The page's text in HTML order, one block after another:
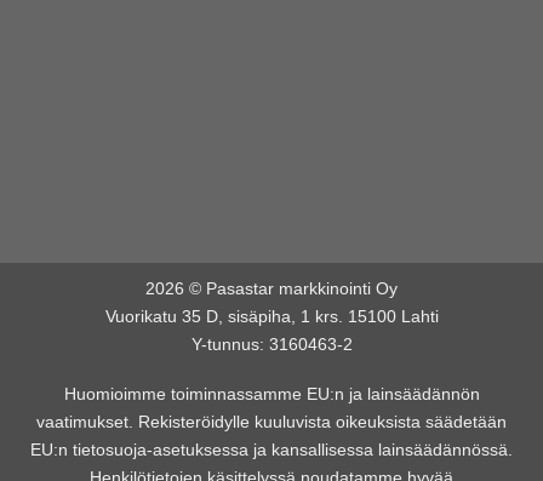
2026 © Pasastar markkinointi Oy
Vuorikatu 35 D, sisäpiha, 1 krs. 15100 Lahti
Y-tunnus: 3160463-2
Huomioimme toiminnassamme EU:n ja lainsäädännön
vaatimukset. Rekisteröidylle kuuluvista oikeuksista säädetään
EU:n tietosuoja-asetuksessa ja kansallisessa lainsäädännössä.